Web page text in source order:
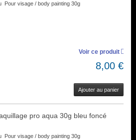
Pour visage / body painting 30g
Voir ce produit
8,00 €
Ajouter au panier
pro aqua 30g bleu foncé
Pour visage / body painting 30g